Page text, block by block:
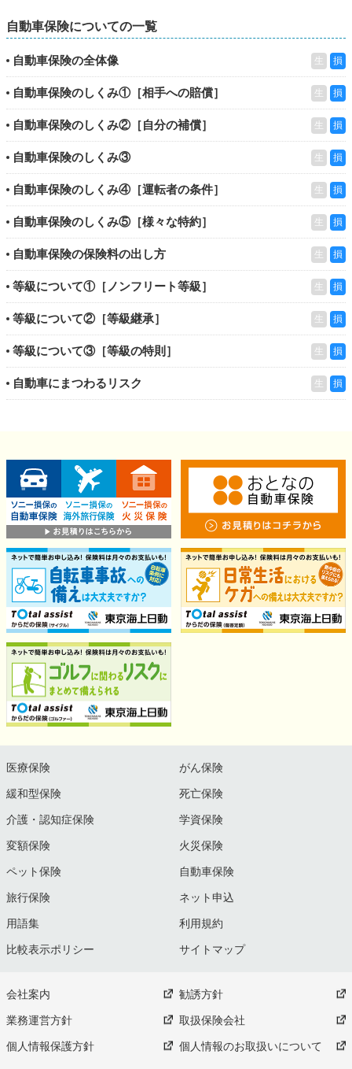
自動車保険についての一覧
自動車保険の全体像 生 損
自動車保険のしくみ①［相手への賠償］ 生 損
自動車保険のしくみ②［自分の補償］ 生 損
自動車保険のしくみ③ 生 損
自動車保険のしくみ④［運転者の条件］ 生 損
自動車保険のしくみ⑤［様々な特約］ 生 損
自動車保険の保険料の出し方 生 損
等級について①［ノンフリート等級］ 生 損
等級について②［等級継承］ 生 損
等級について③［等級の特則］ 生 損
自動車にまつわるリスク 生 損
医療保険 がん保険
緩和型保険 死亡保険
介護・認知症保険 学資保険
変額保険 火災保険
ペット保険 自動車保険
旅行保険 ネット申込
用語集 利用規約
比較表示ポリシー サイトマップ
会社案内 勧誘方針
業務運営方針 取扱保険会社
個人情報保護方針 個人情報のお取扱いについて